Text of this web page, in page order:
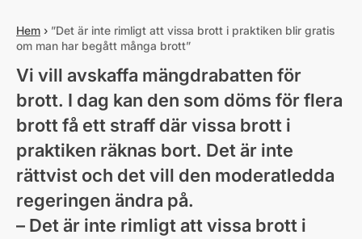
Hem › ”Det är inte rimligt att vissa brott i praktiken blir gratis
om man har begått många brott”
Vi vill avskaffa mängdrabatten för
brott. I dag kan den som döms för flera
brott få ett straff där vissa brott i
praktiken räknas bort. Det är inte
rättvist och det vill den moderatledda
regeringen ändra på.
– Det är inte rimligt att vissa brott i